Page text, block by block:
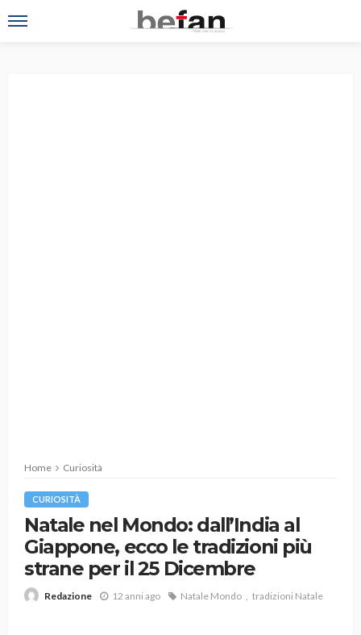
Home Curiosità
CURIOSITÀ
Natale nel Mondo: dall’India al
Giappone, ecco le tradizioni più
strane per il 25 Dicembre
Redazione 12 anni ago Natale Mondo tradizioni Natale